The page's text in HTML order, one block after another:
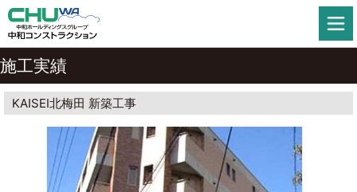
施工実績
KAISEI北梅田 新築工事